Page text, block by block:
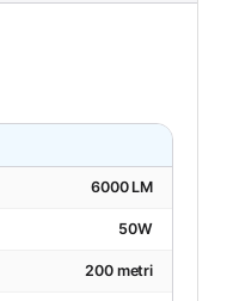
6000 LM
50W
200 metri